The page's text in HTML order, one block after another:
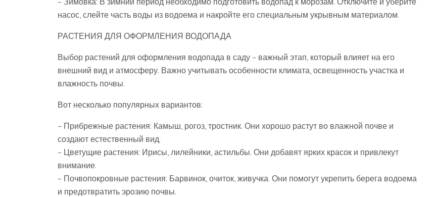
насос, слейте часть воды из водоема и накройте его специальным укрывным материалом.
РАСТЕНИЯ ДЛЯ ОФОРМЛЕНИЯ ВОДОПАДА
Выбор растений для оформления водопада в саду – важный этап, который влияет на его
внешний вид и атмосферу. Важно учитывать особенности климата, освещенность участка и
влажность почвы.
Вот несколько популярных вариантов:
– Прибрежные растения: Камыш, рогоз, тростник. Они хорошо растут во влажной почве и
создают естественный вид.
– Цветущие растения: Ирисы, лилейники, астильбы. Они добавят ярких красок и привлекут
внимание.
– Почвопокровные растения: Барвинок, очиток, живучка. Они помогут укрепить берега водоема
и предотвратить эрозию почвы.